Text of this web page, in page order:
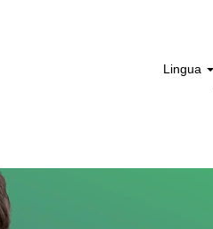
Lingua